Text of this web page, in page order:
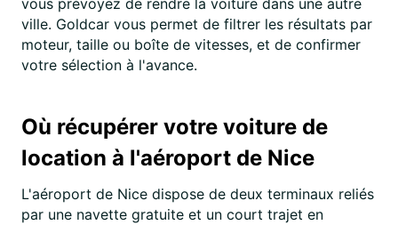
vous prévoyez de rendre la voiture dans une autre
ville. Goldcar vous permet de filtrer les résultats par
moteur, taille ou boîte de vitesses, et de confirmer
votre sélection à l'avance.
Où récupérer votre voiture de
location à l'aéroport de Nice
L'aéroport de Nice dispose de deux terminaux reliés
par une navette gratuite et un court trajet en